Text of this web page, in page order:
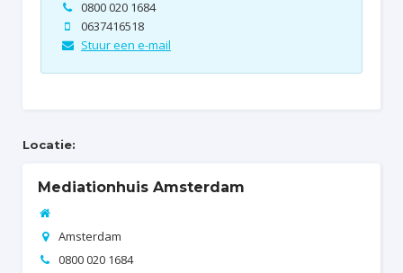
 0800 020 1684
 0637416518
 Stuur een e-mail
Locatie:
Mediationhuis Amsterdam


Amsterdam
 0800 020 1684